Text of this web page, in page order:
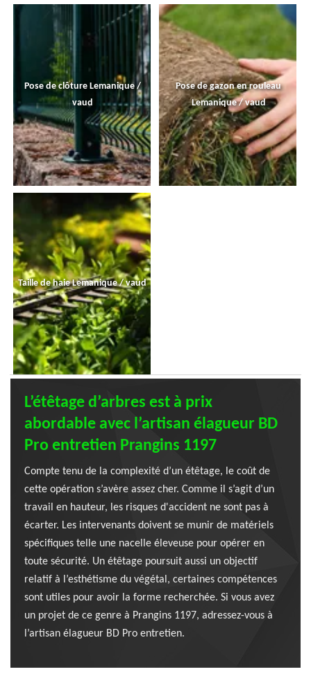
Pose de clôture Lemanique /
vaud
Pose de gazon en rouleau
Lemanique / vaud
Taille de haie Lemanique / vaud
L’étêtage d’arbres est à prix
abordable avec l’artisan élagueur BD
Pro entretien Prangins 1197
Compte tenu de la complexité d’un étêtage, le coût de
cette opération s’avère assez cher. Comme il s’agit d’un
travail en hauteur, les risques d'accident ne sont pas à
écarter. Les intervenants doivent se munir de matériels
spécifiques telle une nacelle éleveuse pour opérer en
toute sécurité. Un étêtage poursuit aussi un objectif
relatif à l’esthétisme du végétal, certaines compétences
sont utiles pour avoir la forme recherchée. Si vous avez
un projet de ce genre à Prangins 1197, adressez-vous à
l’artisan élagueur BD Pro entretien.